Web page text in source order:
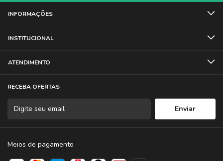
INFORMAÇÕES
INSTITUCIONAL
ATENDIMENTO
RECEBA OFERTAS
Meios de pagamento